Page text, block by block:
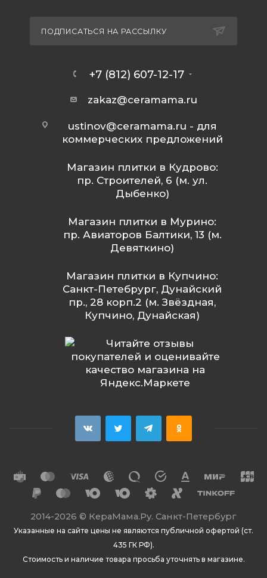
ПОДПИСАТЬСЯ НА РАССЫЛКУ
+7 (812) 607-12-17
zakaz@ceramama.ru
ustinov@ceramama.ru - для
коммерческих предложений
Магазин плитки в Кудрово:
пр. Строителей, 6 (м. ул.
Дыбенко)
Магазин плитки в Мурино:
пр. Авиаторов Балтики, 13 (м.
Девяткино)
Магазин плитки в Купчино:
Санкт-Петебрург, Дунайский
пр., 28 корп.2 (м. Звёздная,
Купчино, Дунайская)
2014-2026 © КераМама.Ру. Санкт-Петербург
Указанные на сайте цены не являются публичной офертой (ст.
435 ГК РФ).
Стоимость и наличие товара просьба уточнять в магазине.